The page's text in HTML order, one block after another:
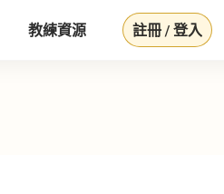
教練資源 註冊 / 登入